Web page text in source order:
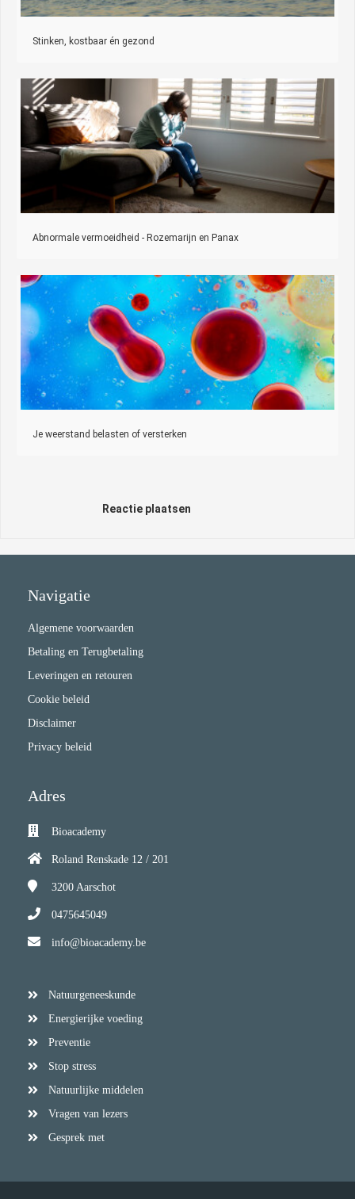
Stinken, kostbaar én gezond
Abnormale vermoeidheid - Rozemarijn en Panax
Je weerstand belasten of versterken
Reactie plaatsen
Navigatie
Algemene voorwaarden
Betaling en Terugbetaling
Leveringen en retouren
Cookie beleid
Disclaimer
Privacy beleid
Adres
Bioacademy
Roland Renskade 12 / 201
3200 Aarschot
0475645049
info@bioacademy.be
Natuurgeneeskunde
Energierijke voeding
Preventie
Stop stress
Natuurlijke middelen
Vragen van lezers
Gesprek met